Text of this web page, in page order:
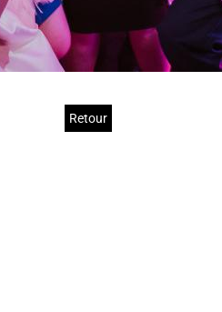
Retour